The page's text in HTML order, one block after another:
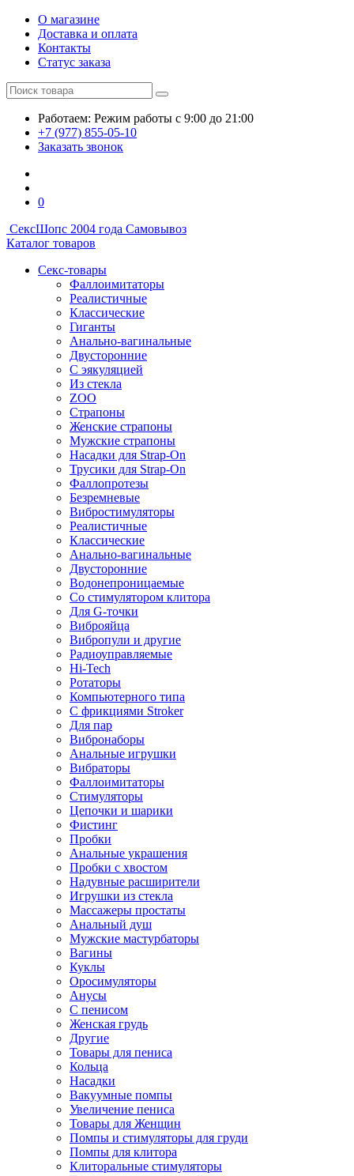
О магазине
Доставка и оплата
Контакты
Статус заказа
Работаем: Режим работы с 9:00 до 21:00
+7 (977) 855-05-10
Заказать звонок
0
СексШопс 2004 года Самовывоз
Каталог товаров
Секс-товары
Фаллоимитаторы
Реалистичные
Классические
Гиганты
Анально-вагинальные
Двусторонние
С эякуляцией
Из стекла
ZOO
Страпоны
Женские страпоны
Мужские страпоны
Насадки для Strap-On
Трусики для Strap-On
Фаллопротезы
Безремневые
Вибростимуляторы
Реалистичные
Классические
Анально-вагинальные
Двусторонние
Водонепроницаемые
Со стимулятором клитора
Для G-точки
Виброяйца
Вибропули и другие
Радиоуправляемые
Hi-Tech
Ротаторы
Компьютерного типа
С фрикциями Stroker
Для пар
Вибронаборы
Анальные игрушки
Вибраторы
Фаллоимитаторы
Стимуляторы
Цепочки и шарики
Фистинг
Пробки
Анальные украшения
Пробки с хвостом
Надувные расширители
Игрушки из стекла
Массажеры простаты
Анальный душ
Мужские мастурбаторы
Вагины
Куклы
Оросимуляторы
Анусы
С пенисом
Женская грудь
Другие
Товары для пениса
Кольца
Насадки
Вакуумные помпы
Увеличение пениса
Товары для Женщин
Помпы и стимуляторы для груди
Помпы для клитора
Клиторальные стимуляторы